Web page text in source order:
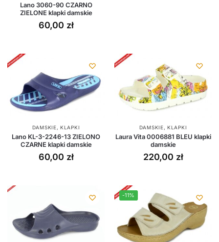
Lano 3060-90 CZARNO
ZIELONE klapki damskie
60,00 zł
DAMSKIE,KLAPKI
Lano KL-3-2246-13 ZIELONO
CZARNE klapki damskie
60,00 zł
DAMSKIE,KLAPKI
Laura Vita 0006881 BLEU klapki
damskie
220,00 zł
-11%